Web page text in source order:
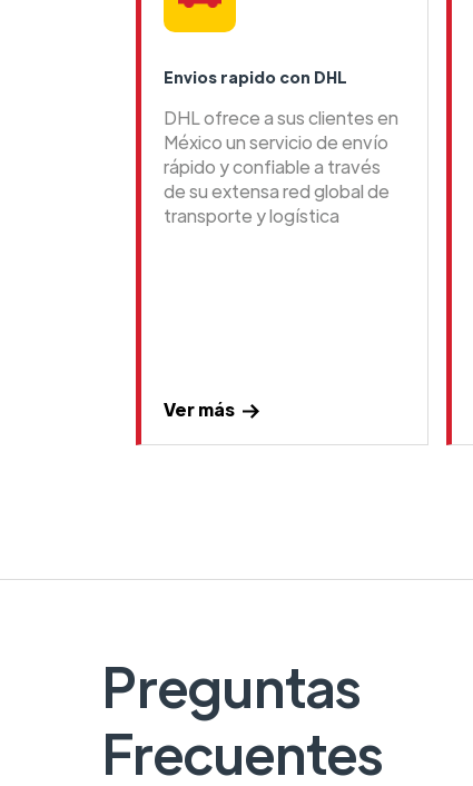
Envios rapido con DHL
DHL ofrece a sus clientes en
México un servicio de envío
rápido y confiable a través
de su extensa red global de
transporte y logística
Ver más
Preguntas
Frecuentes